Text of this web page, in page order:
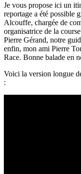
Je vous propose ici un
reportage a été possible
Alcouffe, chargée de
organisatrice de la
Pierre Gérand, notre
enfin, mon ami Pierre
Race. Bonne balade en
Voici la version longue
: